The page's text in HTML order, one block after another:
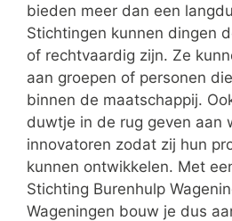
bieden meer dan een
Stichtingen kunnen dingen
of rechtvaardig zijn. Ze
aan groepen of personen
binnen de maatschappij.
duwtje in de rug geven aan
innovatoren zodat zij hun
kunnen ontwikkelen. Met
Stichting Burenhulp
Wageningen bouw je dus